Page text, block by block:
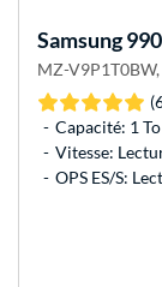
Samsung990
MZ-
Capacité: 1 To
Vitesse:
OPS ES/S: